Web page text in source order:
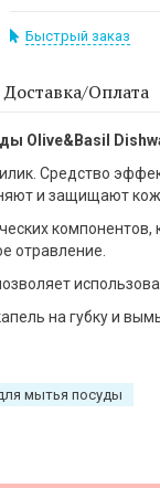
Быстрый заказ
Доставка/Оплата
Olive&Basil
Средство
и защищают
отравление.
на губку и
мытья посуды